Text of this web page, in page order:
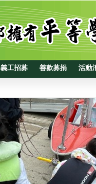
義工招募 善款募捐 活動